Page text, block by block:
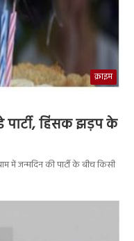
क्राइम
पार्टी, हिंसक झड़प के
में जन्मदिन की पार्टी के बीच किसी